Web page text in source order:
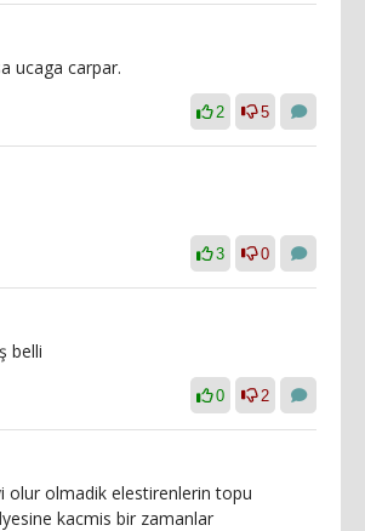
ucaga carpar.
2 5
3 0
belli
0 2
olur olmadik elestirenlerin topu
kacmis bir zamanlar